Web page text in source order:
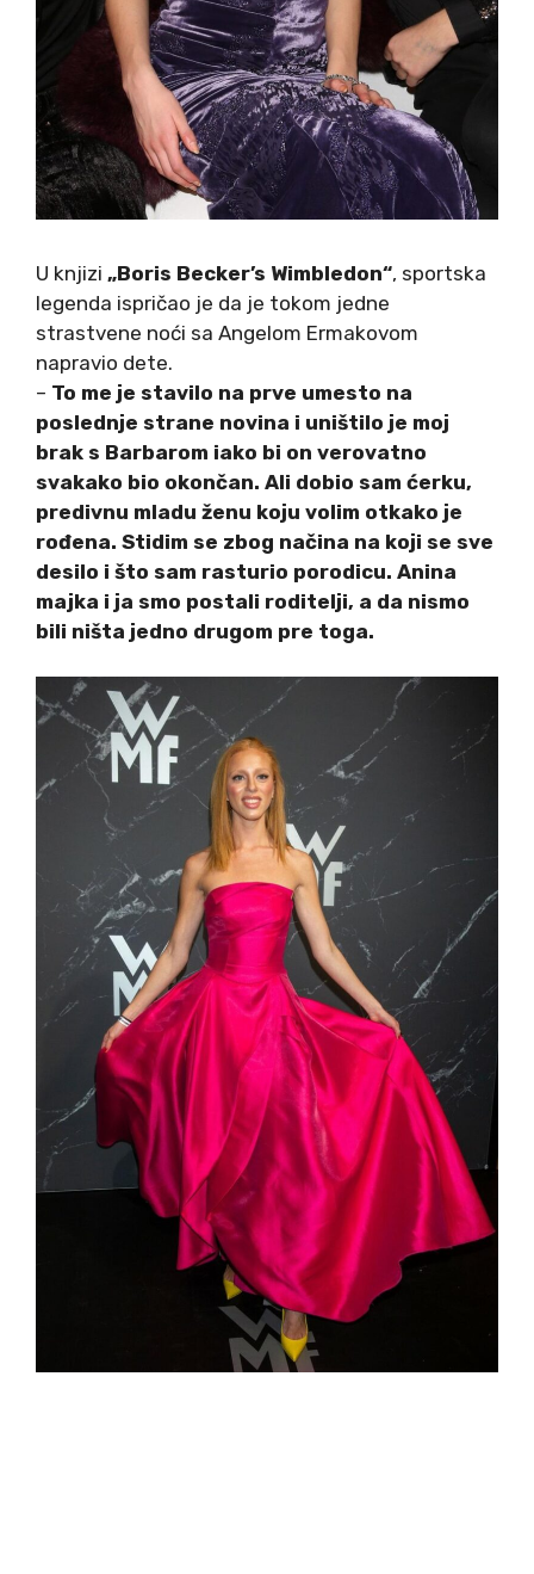
U knjizi „Boris Becker’s Wimbledon“, sportska
legenda ispričao je da je tokom jedne
strastvene noći sa Angelom Ermakovom
napravio dete.
– To me je stavilo na prve umesto na
poslednje strane novina i uništilo je moj
brak s Barbarom iako bi on verovatno
svakako bio okončan. Ali dobio sam ćerku,
predivnu mladu ženu koju volim otkako je
rođena. Stidim se zbog načina na koji se sve
desilo i što sam rasturio porodicu. Anina
majka i ja smo postali roditelji, a da nismo
bili ništa jedno drugom pre toga.